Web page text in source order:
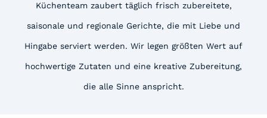
Küchenteam zaubert täglich frisch zubereitete,
saisonale und regionale Gerichte, die mit Liebe und
Hingabe serviert werden. Wir legen größten Wert auf
hochwertige Zutaten und eine kreative Zubereitung,
die alle Sinne anspricht.